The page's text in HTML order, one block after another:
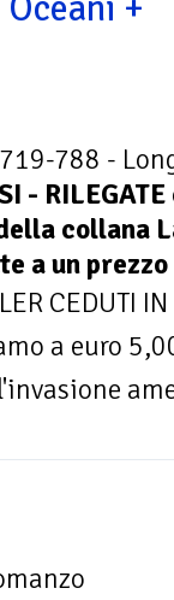
788 -
-
collana
a un
CEDUTI
a euro